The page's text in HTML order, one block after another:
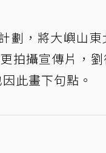
劃，將大嶼山
拍攝宣傳片，
此畫下句點。